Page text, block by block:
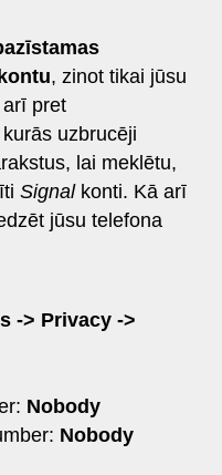
, zinot tikai jūsu
pret
uzbrucēji
lai meklētu,
Signalkonti. Kā arī
jūsu telefona
-> Privacy ->
Nobody
Nobody